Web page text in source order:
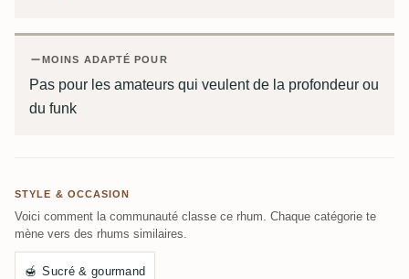
MOINS ADAPTÉ POUR
Pas pour les amateurs qui veulent de la profondeur ou
du funk
STYLE & OCCASION
Voici comment la communauté classe ce rhum. Chaque catégorie te
mène vers des rhums similaires.
🍯 Sucré & gourmand